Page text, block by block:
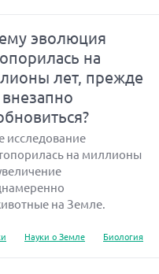
эволюция
на
лет, прежде
исследование
на миллионы
на Земле.
Науки о Земле Биология